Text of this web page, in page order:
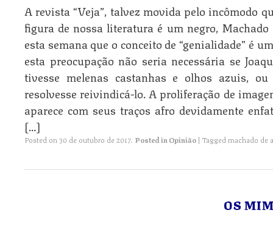
A revista “Veja”, talvez movida pelo incômodo
figura de nossa literatura é um negro,
esta semana que o conceito de “genialidade” é
esta preocupação não seria necessária se
tivesse melenas castanhas e olhos azuis,
resolvesse reivindicá-lo. A proliferação de
aparece com seus traços afro devidamente
[…]
Posted on 30 de outubro de 2017. Posted in Opinião | Tagged machado de
OS